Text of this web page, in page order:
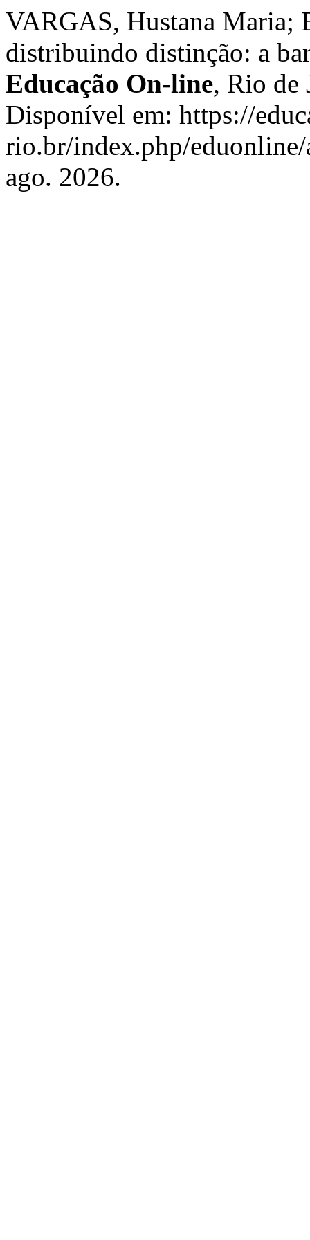
VARGAS, Hustana Maria;
distribuindo distinção: a
Educação On-line, Rio de
Disponível em: https://
rio.br/index.php/
ago. 2026.